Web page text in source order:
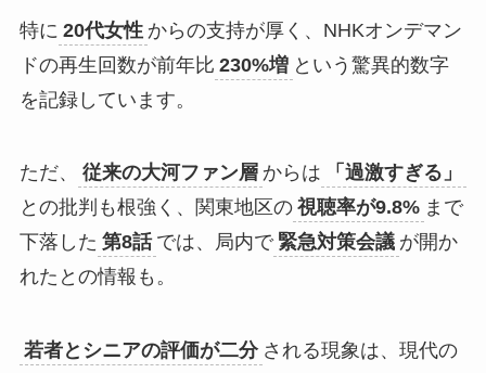
特に 20代女性 からの支持が厚く、NHKオンデマン
ドの再生回数が前年比 230%増 という驚異的数字
を記録しています。
ただ、 従来の大河ファン層 からは
「過激すぎる」
との批判も根強く、関東地区の 視聴率が9.8% まで
下落した 第8話 では、局内で 緊急対策会議 が開か
れたとの情報も。
若者とシニアの評価が二分 される現象は、現代の